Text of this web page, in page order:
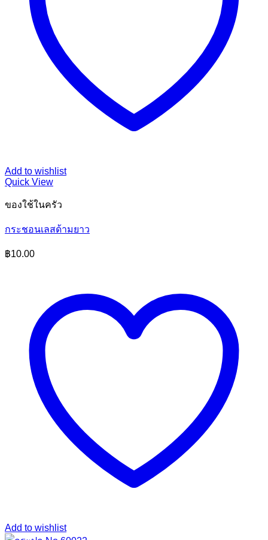
Add to wishlist
Quick View
ของใช้ในครัว
กระชอนเลสด้ามยาว
฿10.00
Add to wishlist